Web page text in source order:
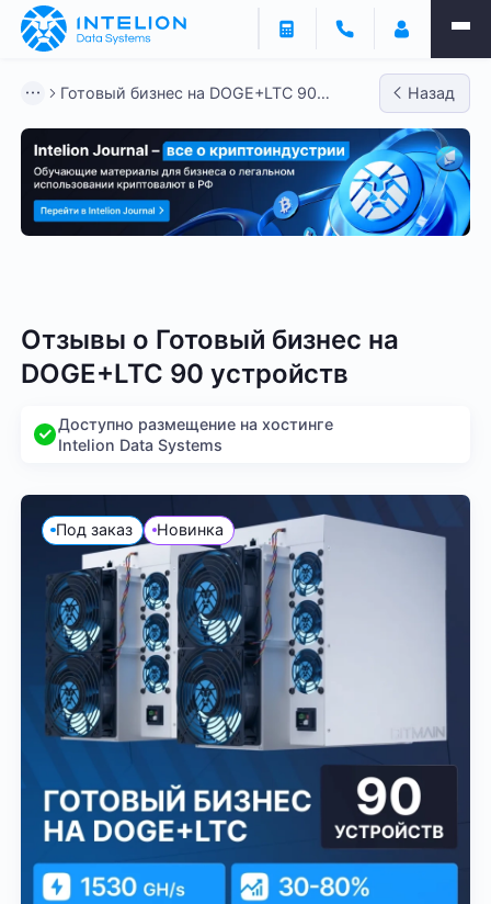
Готовый бизнес на DOGE+LTC 90
Назад
Отзывы о Готовый бизнес на
DOGE+LTC 90 устройств
Доступно размещение на хостинге
Intelion Data Systems
Под заказ Новинка